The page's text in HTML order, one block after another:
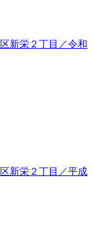
新栄２丁目／令和
新栄２丁目／平成